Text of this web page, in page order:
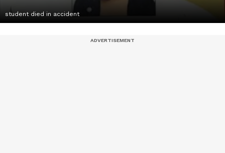
student died in accident